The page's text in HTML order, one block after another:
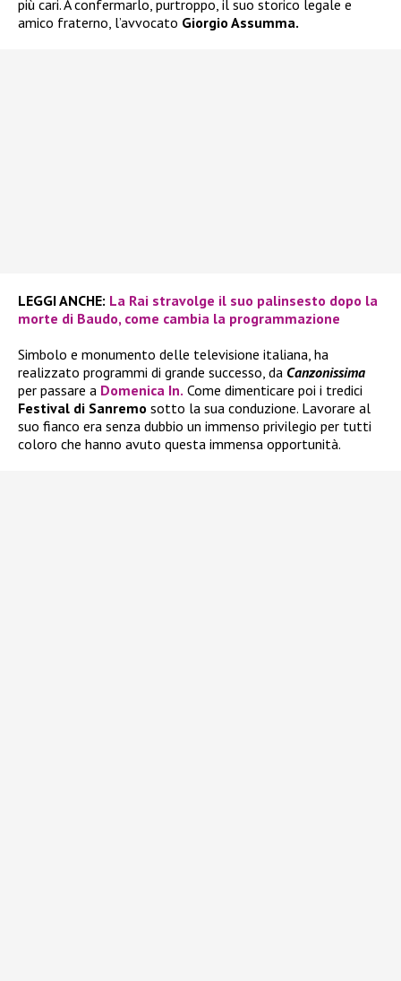
più cari. A confermarlo, purtroppo, il suo storico legale e
amico fraterno, l’avvocato Giorgio Assumma.
LEGGI ANCHE: La Rai stravolge il suo palinsesto dopo la
morte di Baudo, come cambia la programmazione
Simbolo e monumento delle televisione italiana, ha
realizzato programmi di grande successo, da Canzonissima
per passare a Domenica In. Come dimenticare poi i tredici
Festival di Sanremo sotto la sua conduzione. Lavorare al
suo fianco era senza dubbio un immenso privilegio per tutti
coloro che hanno avuto questa immensa opportunità.